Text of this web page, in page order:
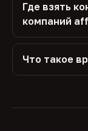
Где взять
компаний
Что такое